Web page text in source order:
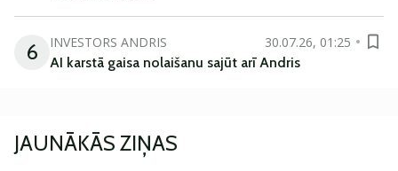
6 INVESTORS ANDRIS
30.07.26, 01:25
AI karstā gaisa nolaišanu sajūt arī Andris
JAUNĀKĀS ZIŅAS